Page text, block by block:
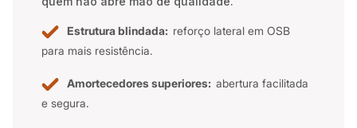
Estrutura blindada: reforço lateral em OSB
para mais resistência.
Amortecedores superiores: abertura facilitada
e segura.